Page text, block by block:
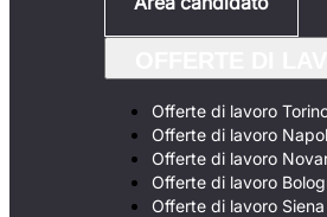
Offerte di lavoro
Offerte di lavoro
Offerte di lavoro
Offerte di lavoro
Offerte di lavoro Siena